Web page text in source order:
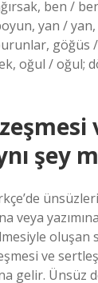
ben /
yan /
göğüs
oğul / oğul;
şey
veya
oluşan
ve
gelir. Ünsüz